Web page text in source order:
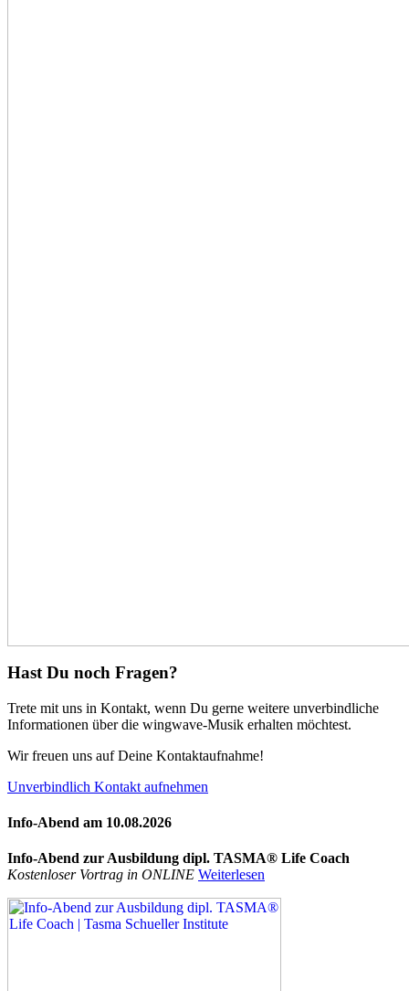
Hast Du noch Fragen?
Trete mit uns in Kontakt, wenn Du gerne weitere unverbindliche
Informationen über die wingwave-Musik erhalten möchtest.
Wir freuen uns auf Deine Kontaktaufnahme!
Unverbindlich Kontakt aufnehmen
Info-Abend am 10.08.2026
Info-Abend zur Ausbildung dipl. TASMA® Life Coach
Kostenloser Vortrag in ONLINE Weiterlesen